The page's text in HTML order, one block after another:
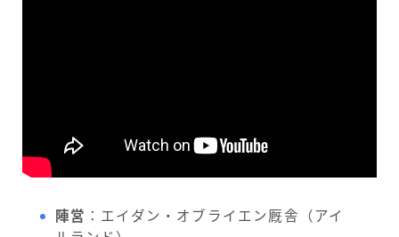
陣営 ：エイダン・オブライエン厩舎（アイ